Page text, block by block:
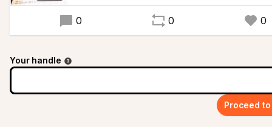
0 0 0
Your handle
Proceed